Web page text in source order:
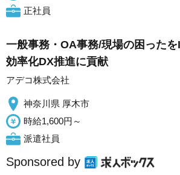
正社員
一般事務・OA事務/現場の困った
効率化DX推進に貢献
アデコ株式会社
神奈川県 厚木市
時給1,600円～
派遣社員
Sponsored by